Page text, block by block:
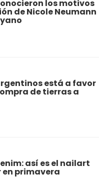
los motivos
de Nicole Neumann
está a favor
de tierras a
así es el nailart
en primavera